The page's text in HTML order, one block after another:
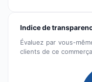
Indice de
Évaluez par vous-
clients de ce